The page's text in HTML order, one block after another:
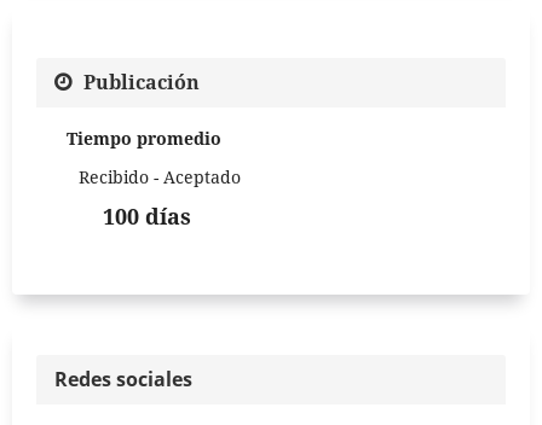
Publicación
Tiempo promedio
Recibido - Aceptado
100 días
Redes sociales